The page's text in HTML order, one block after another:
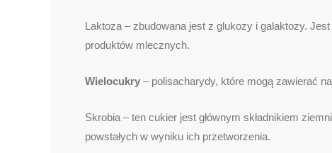
Laktoza – zbudowana jest z glukozy i galaktozy.
produktów mlecznych.
Wielocukry – polisacharydy, które mogą zawierać
Skrobia – ten cukier jest głównym składnikiem
powstałych w wyniku ich przetworzenia.